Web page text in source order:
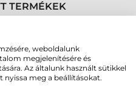
TERMÉKEK
weboldalunk
megjelenítésére és
Az általunk használt sütikkel
meg a beállításokat.